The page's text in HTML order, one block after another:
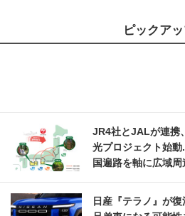
ピックア
JR4社とJALが連携
光プロジェクト始
国遍路を軸に広域周
日産『テラノ』が